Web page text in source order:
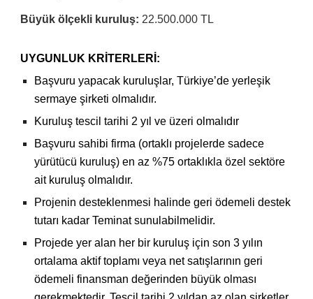
Büyük ölçekli kuruluş: 22.500.000 TL
UYGUNLUK KRİTERLERİ:
Başvuru yapacak kuruluşlar, Türkiye’de yerleşik
sermaye şirketi olmalıdır.
Kuruluş tescil tarihi 2 yıl ve üzeri olmalıdır
Başvuru sahibi firma (ortaklı projelerde sadece
yürütücü kuruluş) en az %75 ortaklıkla özel sektöre
ait kuruluş olmalıdır.
Projenin desteklenmesi halinde geri ödemeli destek
tutarı kadar Teminat sunulabilmelidir.
Projede yer alan her bir kuruluş için son 3 yılın
ortalama aktif toplamı veya net satışlarının geri
ödemeli finansman değerinden büyük olması